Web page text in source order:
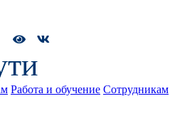
Работа и обучение Сотрудникам